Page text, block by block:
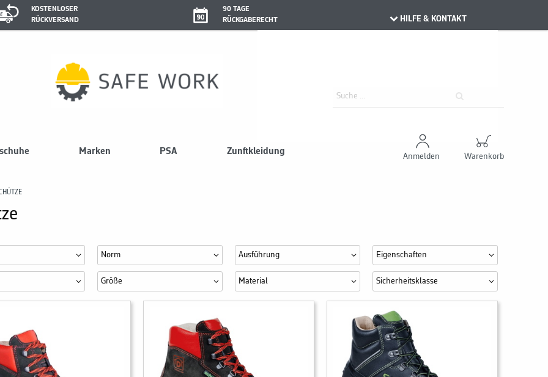
KOSTENLOSER
RÜCKVERSAND
90 TAGE
RÜCKGABERECHT
HILFE & KONTAKT
Marken PSA Zunftkleidung
Anmelden Warenkorb
Norm Ausführung Eigenschaften
Größe Material Sicherheitsklasse